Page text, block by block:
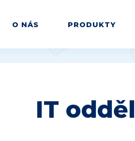
O NÁS PRODUKTY
IT